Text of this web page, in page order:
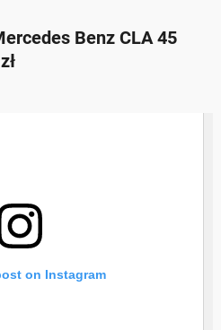
Benz CLA 45